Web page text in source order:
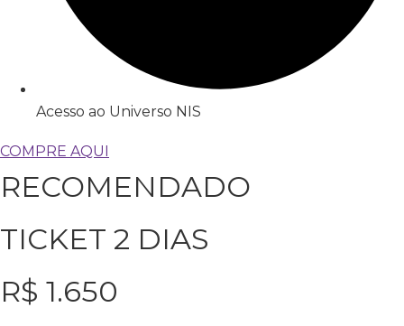
Acesso ao Universo NIS
COMPRE AQUI
RECOMENDADO
TICKET 2 DIAS
R$ 1.650